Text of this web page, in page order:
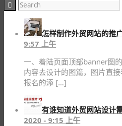
怎样制作外贸网站的推
9:57 上午
一、着陆页面顶部banner图
内容去设计的图篇，图片直
报名的添 […]
有谁知道外贸网站设计
2020 - 9:15 上午